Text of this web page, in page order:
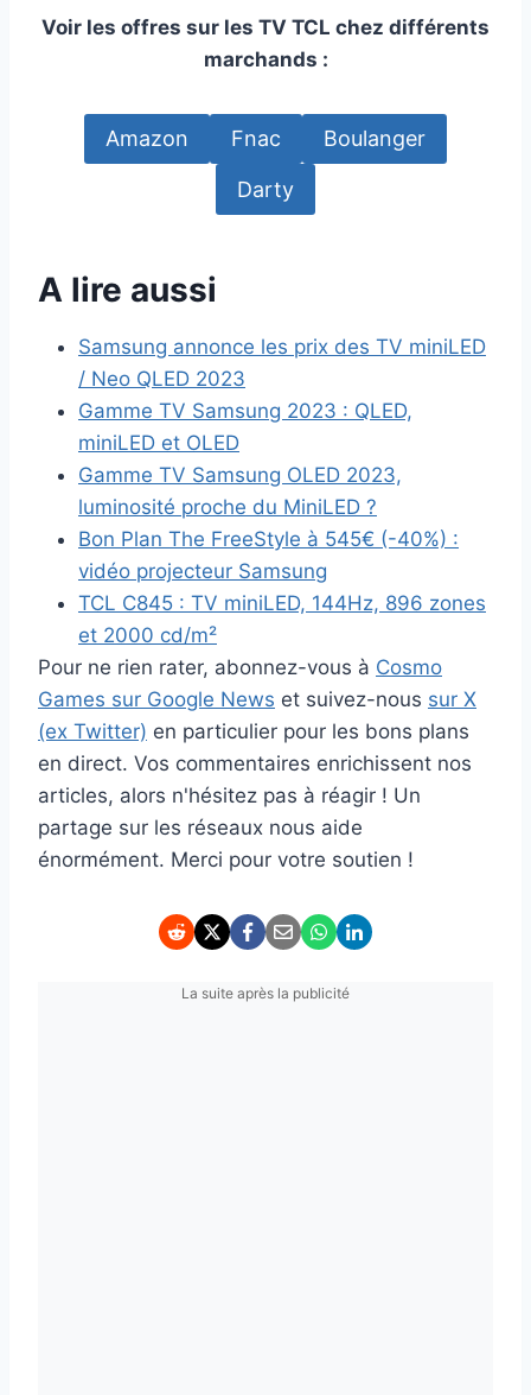
Voir les offres sur les TV TCL chez différents
marchands :
Amazon Fnac Boulanger
Darty
A lire aussi
Samsung annonce les prix des TV miniLED
/ Neo QLED 2023
Gamme TV Samsung 2023 : QLED,
miniLED et OLED
Gamme TV Samsung OLED 2023,
luminosité proche du MiniLED ?
Bon Plan The FreeStyle à 545€ (-40%) :
vidéo projecteur Samsung
TCL C845 : TV miniLED, 144Hz, 896 zones
et 2000 cd/m²
Pour ne rien rater, abonnez-vous à Cosmo
Games sur Google News et suivez-nous sur X
(ex Twitter) en particulier pour les bons plans
en direct. Vos commentaires enrichissent nos
articles, alors n'hésitez pas à réagir ! Un
partage sur les réseaux nous aide
énormément. Merci pour votre soutien !
La suite après la publicité